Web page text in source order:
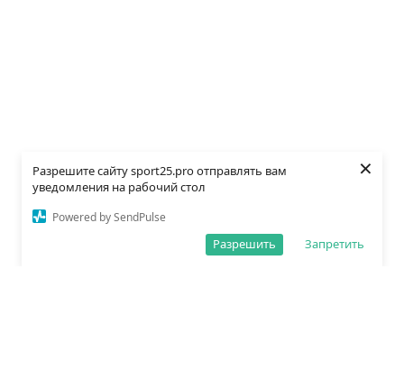
Разрешите сайту sport25.pro отправлять вам
уведомления на рабочий стол
Powered by SendPulse
Запретить
Разрешить
×